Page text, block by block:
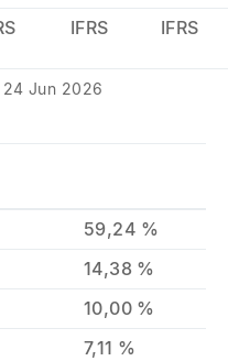
IFRS IFRS
24 Jun 2026
59,24 %
14,38 %
10,00 %
7,11 %